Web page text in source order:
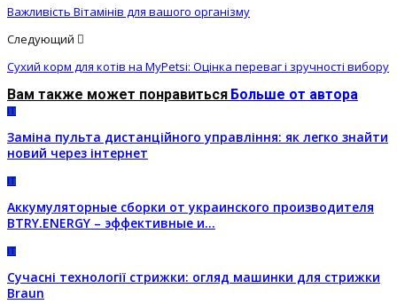
Важливість Вітамінів для вашого організму
Следующий
Сухий корм для котів на MyPetsi: Оцінка переваг і зручності вибору
Вам также может понравиться Больше от автора
IT
Заміна пульта дистанційного управління: як легко знайти
новий через інтернет
IT
Аккумуляторные сборки от украинского производителя
BTRY.ENERGY – эффективные и…
IT
Сучасні технології стрижки: огляд машинки для стрижки
Braun